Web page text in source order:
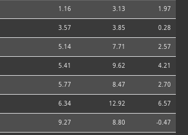
1.16 3.13 1.97
3.57 3.85 0.28
5.14 7.71 2.57
5.41 9.62 4.21
5.77 8.47 2.70
6.34 12.92 6.57
9.27 8.80 -0.47